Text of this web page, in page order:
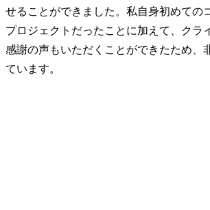
せることができました。私自身初めての
プロジェクトだったことに加えて、クラ
感謝の声もいただくことができたため、
ています。